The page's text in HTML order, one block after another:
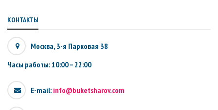
КОНТАКТЫ
Москва, 3-я Парковая 38
Часы работы: 10:00 – 22:00
E-mail: info@buketsharov.com